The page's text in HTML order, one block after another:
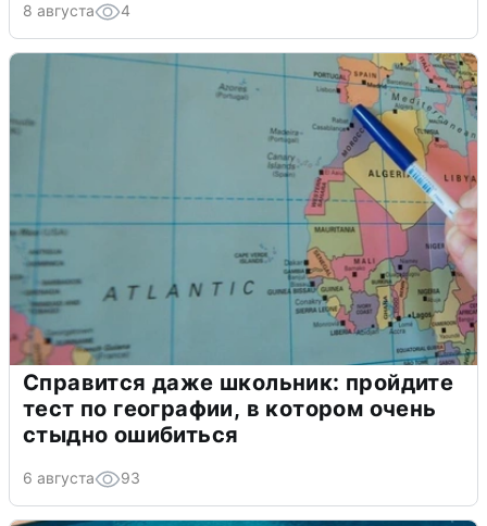
8 августа 4
Справится даже школьник: пройдите
тест по географии, в котором очень
стыдно ошибиться
6 августа 93